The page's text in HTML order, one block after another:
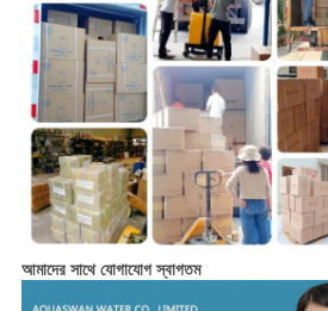
আমাদের সাথে যোগাযোগ স্বাগতম